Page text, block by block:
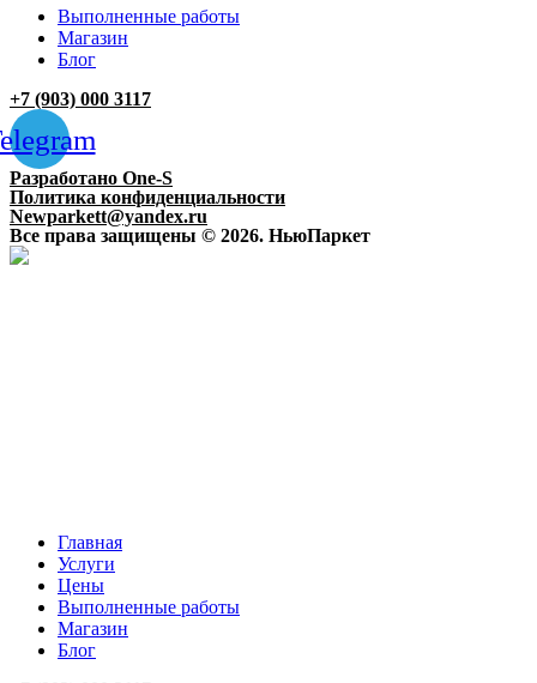
Выполненные работы
Магазин
Блог
+7 (903) 000 3117
Разработано One-S
Политика конфиденциальности
Newparkett@yandex.ru
Все права защищены © 2026. НьюПаркет
Главная
Услуги
Цены
Выполненные работы
Магазин
Блог